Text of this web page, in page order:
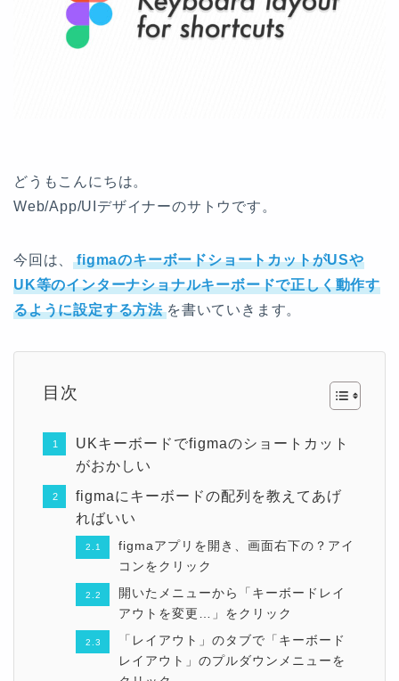
どうもこんにちは。
Web/App/UIデザイナーのサトウです。
今回は、 figmaのキーボードショートカットがUSや
UK等のインターナショナルキーボードで正しく動作す
るように設定する方法 を書いていきます。
目次
UKキーボードでfigmaのショートカット
がおかしい
figmaにキーボードの配列を教えてあげ
ればいい
figmaアプリを開き、画面右下の？アイ
コンをクリック
開いたメニューから「キーボードレイ
アウトを変更…」をクリック
「レイアウト」のタブで「キーボード
レイアウト」のプルダウンメニューを